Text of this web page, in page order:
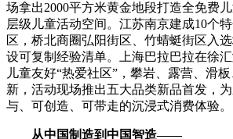
场拿出2000平方米黄金地段打造全免费
层级儿童活动空间。江苏南京建成10个
区，桥北商圈弘阳街区、竹蜻蜓街区入
设可复制经验清单。上海巴拉巴拉在徐
儿童友好“热爱社区”，攀岩、露营、滑
新，活动现场推出五大品类新品首发，
与、可创造、可带走的沉浸式消费体验。
从中国制造到中国智造——